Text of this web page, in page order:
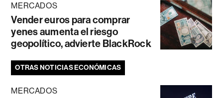
MERCADOS
Vender euros para comprar
yenes aumenta el riesgo
geopolítico, advierte BlackRock
OTRAS NOTICIAS ECONÓMICAS
MERCADOS